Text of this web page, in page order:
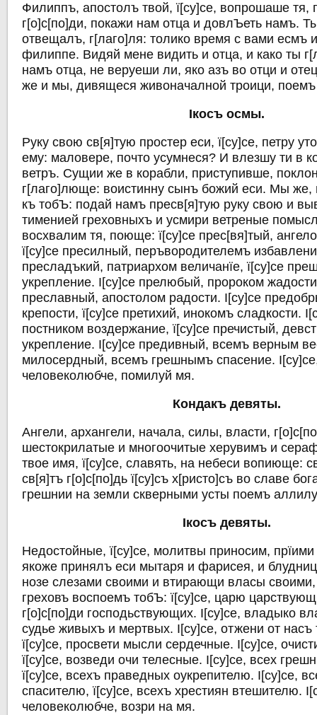
Филиппъ, апостолъ твой, ї[су]се, вопрошаше тя,
г[о]с[по]ди, покажи нам отца и довлЪеть намъ.
отвещалъ, г[лаго]ля: толико время с вами есмъ
филиппе. Видяй мене видить и отца, и како ты
намъ отца, не веруеши ли, яко азъ во отци и
же и мы, дивящеся живоначалной троици,
Iкосъ осмы.
Руку свою св[я]тую простер еси, ї[су]се, петру
ему: маловере, почто усумнеся? И влезшу ти в
ветръ. Сущии же в корабли, приступивше,
г[лаго]люще: воистинну сынъ божий еси. Мы
къ тобЪ: подай намъ пресв[я]тую руку свою и
тименией греховныхъ и усмири ветреные
восхвалим тя, поюще: ї[су]се прес[вя]тый,
ї[су]се пресилный, перъвородителемъ
пресладъкий, патриархом величанїе, ї[су]се
укрепление. I[су]се прелюбый, пророком
преславный, апостолом радости. I[су]се
крепости, ї[су]се претихий, инокомъ сладкости.
постником воздержание, ї[су]се пречистый,
укрепление. I[су]се предивный, всемъ верным
милосердный, всемъ грешнымъ спасение.
человеколюбче, помилуй мя.
Кондакъ девяты.
Ангели, архангели, начала, силы, власти,
шестокрилатые и многоочитые херувимъ и
твое имя, ї[су]се, славять, на небеси вопиюще:
св[я]тъ г[о]с[по]дь ї[су]съ х[ристо]съ во славе
грешнии на земли скверными усты поемъ
Iкосъ девяты.
Недостойные, ї[су]се, молитвы приносим,
якоже принялъ еси мытаря и фарисея, и
нозе слезами своими и втирающи власы
греховъ воспоемъ тобЪ: ї[су]се, царю
г[о]с[по]ди господьствующих. I[су]се, владыко
судье живыхъ и мертвых. I[су]се, отжени от
ї[су]се, просвети мысли сердечные. I[су]се,
ї[су]се, возведи очи телесные. I[су]се, всех
ї[су]се, всехъ праведных оукрепителю. I[су]се,
спасителю, ї[су]се, всехъ хрестиян втешителю.
человеколюбче, возри на мя.